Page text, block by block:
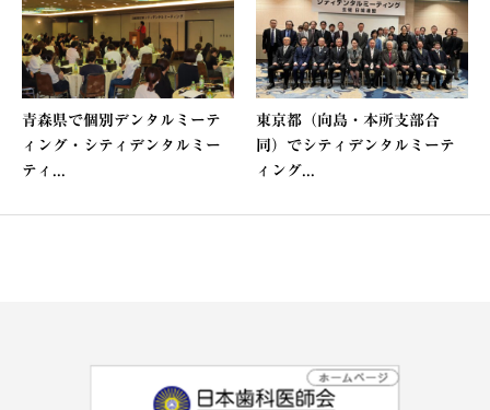
青森県で個別デンタルミーテ
ィング・シティデンタルミー
ティ...
東京都（向島・本所支部合
同）でシティデンタルミーテ
ィング...